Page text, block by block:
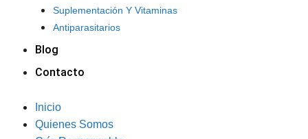
Suplementación Y Vitaminas
Antiparasitarios
Blog
Contacto
Inicio
Quienes Somos